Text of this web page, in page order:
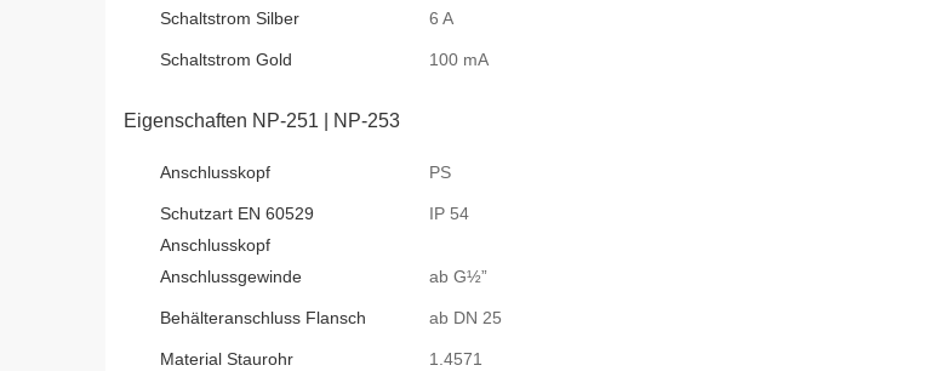
Schaltstrom Silber 6 A
Schaltstrom Gold 100 mA
Eigenschaften NP-251 | NP-253
Anschlusskopf PS
Schutzart EN 60529
Anschlusskopf
IP 54
Anschlussgewinde ab G½”
Behälteranschluss Flansch ab DN 25
Material Staurohr 1.4571